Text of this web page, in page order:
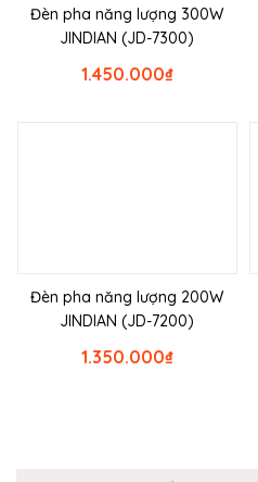
Đèn pha năng lượng 300W
JINDIAN (JD-7300)
₫
1.450.000
Đèn pha năng lượng 200W
JINDIAN (JD-7200)
₫
1.350.000